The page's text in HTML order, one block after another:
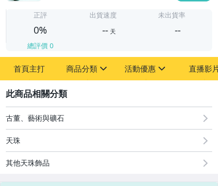
-
正評
0%
總評價 0
出貨速度
-- 天
未出貨率
--
首頁主打 商品分類
其它
活動優惠
[全店] 追蹤本賣場立減60元【粉絲轉享】
直播影
古董、藝術與礦石
天珠
其他天珠飾品